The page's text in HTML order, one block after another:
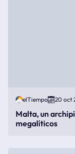
elTiempo 20 oct
Malta, un
megalíticos